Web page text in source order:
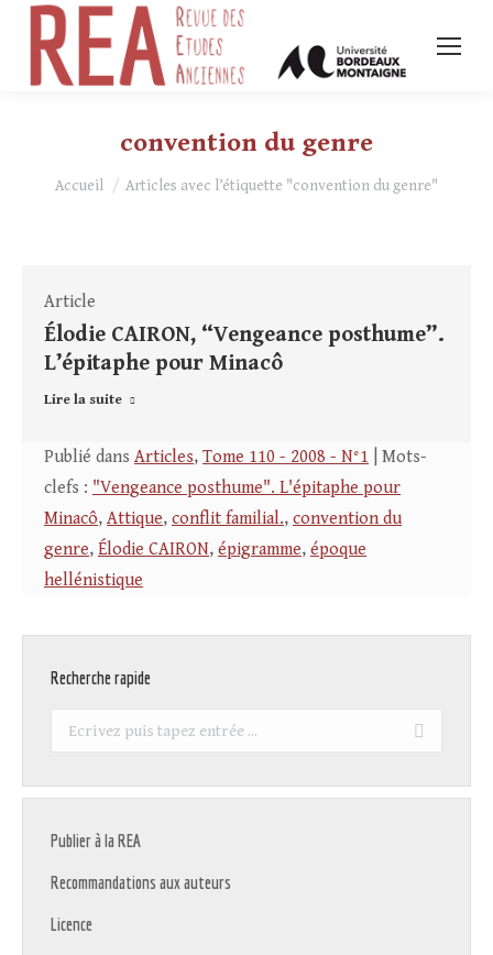
convention du genre
Vous êtes ici :
Accueil Articles avec l’étiquette "convention du genre"
Article
Élodie CAIRON, “Vengeance posthume”.
L’épitaphe pour Minacô
Lire la suite
Publié dans Articles, Tome 110 - 2008 - N°1 | Mots-
clefs : "Vengeance posthume". L'épitaphe pour
Minacô, Attique, conflit familial., convention du
genre, Élodie CAIRON, épigramme, époque
hellénistique
Recherche rapide
Recherche
Publier à la REA
Recommandations aux auteurs
Licence